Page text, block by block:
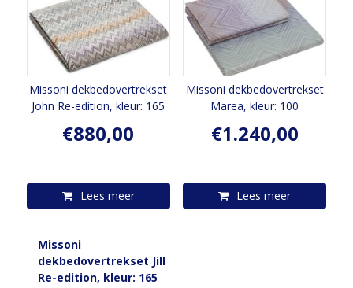
Missoni dekbedovertrekset
John Re-edition, kleur: 165
€880,00
Lees meer
Missoni dekbedovertrekset
Marea, kleur: 100
€1.240,00
Lees meer
Missoni
dekbedovertrekset Jill
Re-edition, kleur: 165